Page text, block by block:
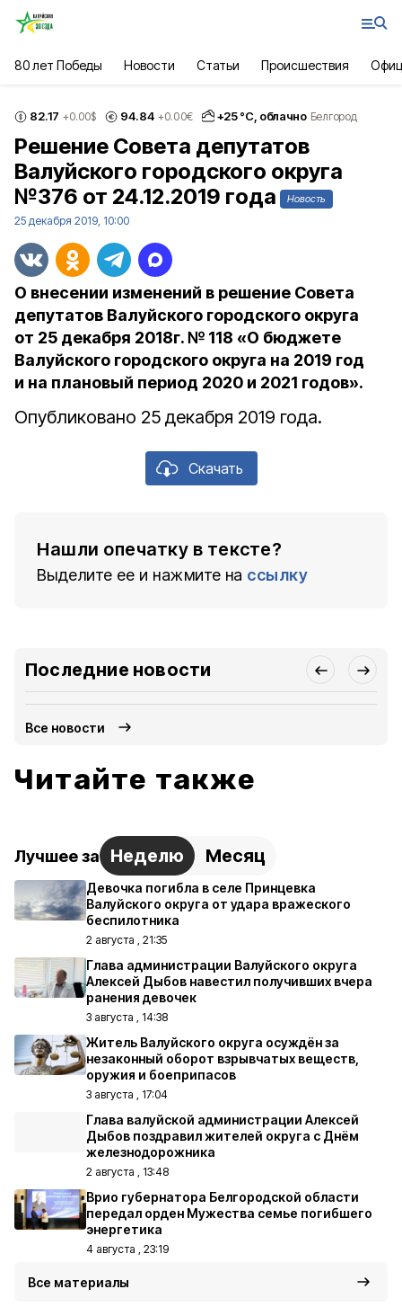
80 лет Победы Новости Статьи Происшествия
82.17 +0.00$ 94.84 +0.00€ +25°С, облачно Белгород
Решение Совета депутатов
Валуйского городского округа
№376 от 24.12.2019 года
Новость
25 декабря 2019, 10:00
О внесении изменений в решение Совета
депутатов Валуйского городского округа
от 25 декабря 2018г. № 118 «О бюджете
Валуйского городского округа на 2019 год
и на плановый период 2020 и 2021 годов».
Опубликовано 25 декабря 2019 года.
Скачать
Нашли опечатку в тексте?
Выделите ее и нажмите на ссылку
Последние новости
Все новости
Читайте также
Лучшее за Неделю Месяц
Девочка погибла в селе Принцевка
Валуйского округа от удара вражеского
беспилотника
2 августа , 21:35
Глава администрации Валуйского округа
Алексей Дыбов навестил получивших вчера
ранения девочек
3 августа , 14:38
Житель Валуйского округа осуждён за
незаконный оборот взрывчатых веществ,
оружия и боеприпасов
3 августа , 17:04
Глава валуйской администрации Алексей
Дыбов поздравил жителей округа с Днём
железнодорожника
2 августа , 13:48
Врио губернатора Белгородской области
передал орден Мужества семье погибшего
энергетика
4 августа , 23:19
Все материалы